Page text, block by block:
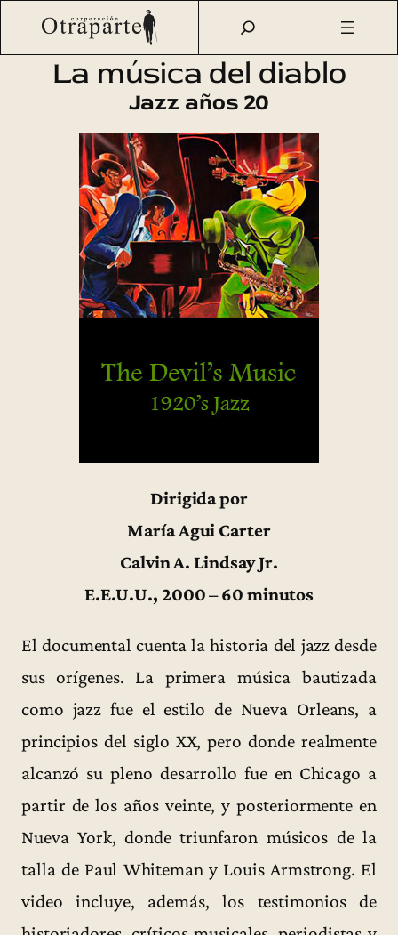
Saltar
contenido
Otraparte.org/Agenda Cultural Cine
La música del
diablo: Jazz años 20
La música del diablo
Jazz años 20
Dirigida por
María Agui Carter
Calvin A. Lindsay Jr.
E.E.U.U., 2000 – 60 minutos
El documental cuenta la historia del jazz desde
sus orígenes. La primera música bautizada
como jazz fue el estilo de Nueva Orleans, a
principios del siglo XX, pero donde realmente
alcanzó su pleno desarrollo fue en Chicago a
partir de los años veinte, y posteriormente en
Nueva York, donde triunfaron músicos de la
talla de Paul Whiteman y Louis Armstrong. El
video incluye, además, los testimonios de